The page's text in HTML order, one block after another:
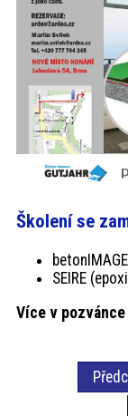
Školení se
SEIRE
Více v pozvánce